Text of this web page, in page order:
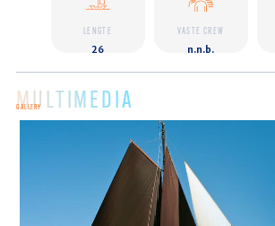
LENGTE
26
VASTE CREW
n.n.b.
MULTIMEDIA
GALLERY